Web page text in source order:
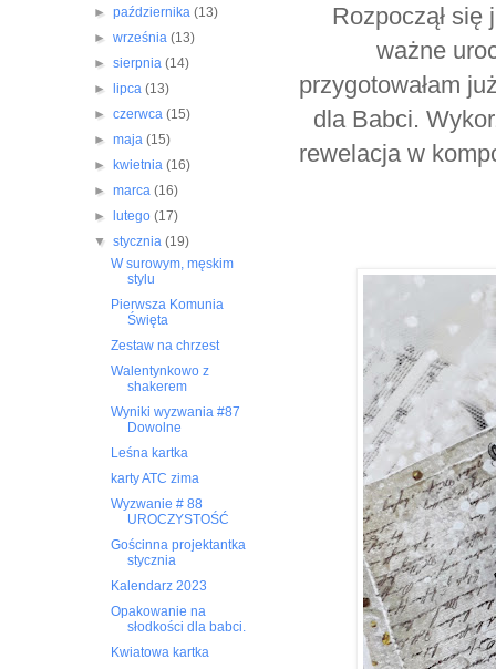
Rozpoczął
ważne
przygotowałam
dla Babci.
rewelacja w
►października(13)
►września(13)
►sierpnia(14)
►
lipca(13)
►czerwca(15)
►maja(15)
►
kwietnia(16)
►marca(16)
►
lutego(17)
▼stycznia(19)
W surowym, męskim
stylu
Pierwsza Komunia
Święta
Zestaw na chrzest
Walentynkowo z
shakerem
Wyniki wyzwania #87
Dowolne
Leśna kartka
karty ATC zima
Wyzwanie # 88
UROCZYSTOŚĆ
Gościnna projektantka
stycznia
Kalendarz 2023
Opakowanie na
słodkości dla babci.
Kwiatowa kartka